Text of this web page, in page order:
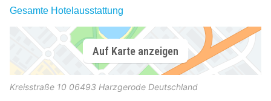
Gesamte Hotelausstattung
Auf Karte anzeigen
Kreisstraße 10 06493 Harzgerode Deutschland